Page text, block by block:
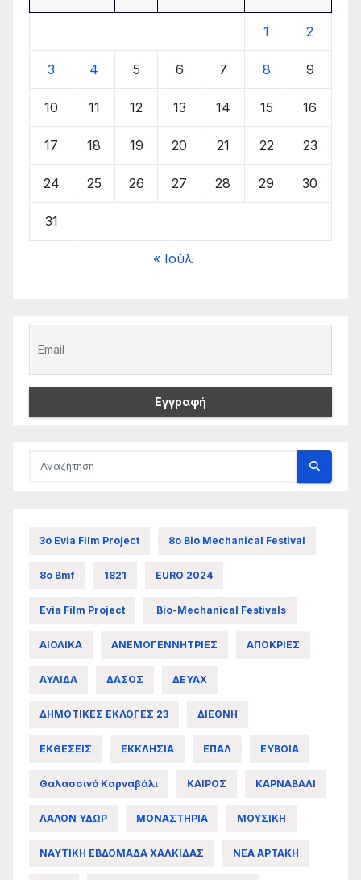
1 2
3 4 5 6 7 8 9
10 11 12 13 14 15 16
17 18 19 20 21 22 23
24 25 26 27 28 29 30
31
« Ιούλ
3ο Evia Film Project 8ο Bio Mechanical Festival
8ο Bmf 1821 EURO 2024
Evia Film Project Bio-Mechanical Festivals
ΑΙΟΛΙΚΑ ΑΝΕΜΟΓΕΝΝΗΤΡΙΕΣ ΑΠΟΚΡΙΕΣ
ΑΥΛΙΔΑ ΔΑΣΟΣ ΔΕΥΑΧ
ΔΗΜΟΤΙΚΕΣ ΕΚΛΟΓΕΣ 23 ΔΙΕΘΝΗ
ΕΚΘΕΣΕΙΣ ΕΚΚΛΗΣΙΑ ΕΠΑΛ ΕΥΒΟΙΑ
Θαλασσινό Καρναβάλι ΚΑΙΡΟΣ ΚΑΡΝΑΒΑΛΙ
ΛΑΛΟΝ ΥΔΩΡ ΜΟΝΑΣΤΗΡΙΑ ΜΟΥΣΙΚΗ
ΝΑΥΤΙΚΗ ΕΒΔΟΜΑΔΑ ΧΑΛΚΙΔΑΣ ΝΕΑ ΑΡΤΑΚΗ